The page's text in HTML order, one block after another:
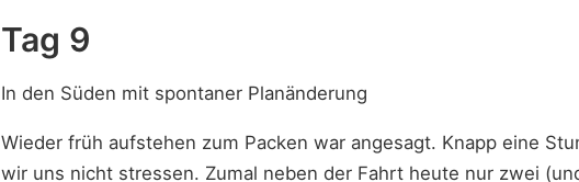
Tag 9
In den Süden mit spontaner Planänderung
Wieder früh aufstehen zum Packen war angesagt. Knapp eine
wir uns nicht stressen. Zumal neben der Fahrt heute nur zwei